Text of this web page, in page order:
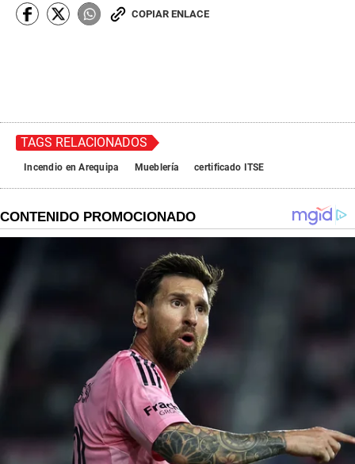
COPIAR ENLACE
TAGS RELACIONADOS
Incendio en Arequipa Mueblería certificado ITSE